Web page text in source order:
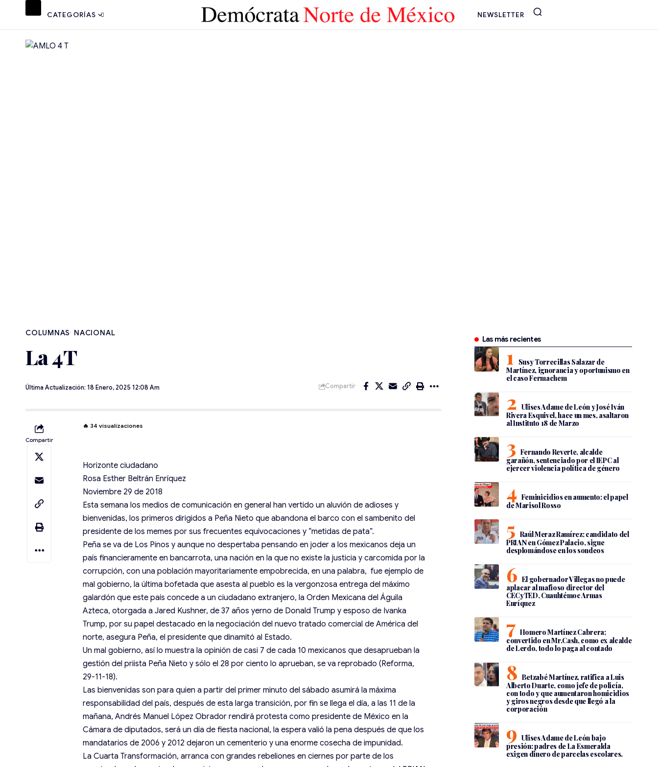
CATEGORÍAS NEWSLETTER
NACIONAL
La 4T
Última Actualización: 18 Enero, 2025 12:08 Am Compartir
Compartir
🔥 34 visualizaciones
Horizonte ciudadano
Rosa Esther Beltrán Enríquez
Noviembre 29 de 2018
Esta semana los medios de comunicación en general han vertido un aluvión de adioses y
bienvenidas, los primeros dirigidos a Peña Nieto que abandona el barco con el sambenito del
presidente de los memes por sus frecuentes equivocaciones y “metidas de pata”.
Peña se va de Los Pinos y aunque no despertaba pensando en joder a los mexicanos deja un
país financieramente en bancarrota, una nación en la que no existe la justicia y carcomida por la
corrupción, con una población mayoritariamente empobrecida, en una palabra, fue ejemplo de
mal gobierno, la última bofetada que asesta al pueblo es la vergonzosa entrega del máximo
galardón que este país concede a un ciudadano extranjero, la Orden Mexicana del Águila
Azteca, otorgada a Jared Kushner, de 37 años yerno de Donald Trump y esposo de Ivanka
Trump, por su papel destacado en la negociación del nuevo tratado comercial de América del
norte, asegura Peña, el presidente que dinamitó al Estado.
Un mal gobierno, así lo muestra la opinión de casi 7 de cada 10 mexicanos que desaprueban la
gestión del priista Peña Nieto y sólo el 28 por ciento lo aprueban, se va reprobado (Reforma,
29-11-18).
Las bienvenidas son para quien a partir del primer minuto del sábado asumirá la máxima
responsabilidad del país, después de esta larga transición, por fin se llega el día, a las 11 de la
mañana, Andrés Manuel López Obrador rendirá protesta como presidente de México en la
Cámara de diputados, será un día de fiesta nacional, la espera valió la pena después de que los
mandatarios de 2006 y 2012 dejaron un cementerio y una enorme cosecha de impunidad.
La Cuarta Transformación, arranca con grandes rebeliones en ciernes por parte de los
Las más recientes
Susy Torrecillas Salazar de
Martínez, ignorancia y oportunismo en
el caso Fermachem
Ulises Adame de León y José Iván
Rivera Esquivel, hace un mes, asaltaron
al Instituto 18 de Marzo
Fernando Reverte, alcalde
garañón, sentenciado por el IEPC al
ejercer violencia política de género
Feminicidios en aumento: el papel
de Marisol Rosso
Raúl Meraz Ramírez; candidato del
PRIAN en Gómez Palacio, sigue
desplomándose en los sondeos
El gobernador Villegas no puede
aplacar al mafioso director del
CECyTED, Cuauhtémoc Armas
Enríquez
Homero Martínez Cabrera;
convertido en Mr.Cash, como ex alcalde
de Lerdo, todo lo paga al contado
Betzabé Martínez, ratifica a Luis
Alberto Duarte, como jefe de policía,
con todo y que aumentaron homicidios
y giros negros desde que llegó a la
corporación
Ulises Adame de León bajo
presión: padres de La Esmeralda
exigen dinero de parcelas escolares.